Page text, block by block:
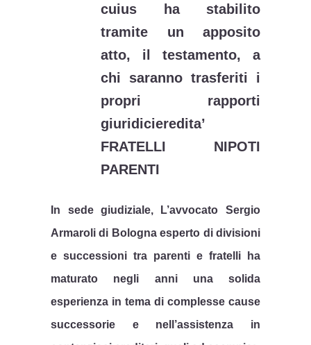
cuius ha stabilito
tramite un apposito
atto, il testamento, a
chi saranno trasferiti i
propri rapporti
giuridicieredita’
FRATELLI NIPOTI
PARENTI
In sede giudiziale, L’avvocato Sergio
Armaroli di Bologna esperto di divisioni
e successioni tra parenti e fratelli ha
maturato negli anni una solida
esperienza in tema di complesse cause
successorie e nell’assistenza in